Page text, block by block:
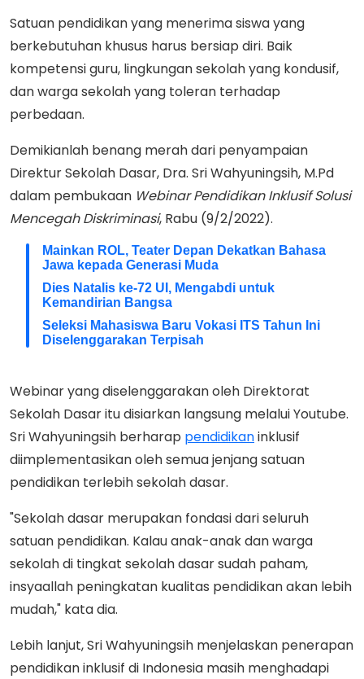
Satuan pendidikan yang menerima siswa yang
berkebutuhan khusus harus bersiap diri. Baik
kompetensi guru, lingkungan sekolah yang kondusif,
dan warga sekolah yang toleran terhadap
perbedaan.
Demikianlah benang merah dari penyampaian
Direktur Sekolah Dasar, Dra. Sri Wahyuningsih, M.Pd
dalam pembukaan Webinar Pendidikan Inklusif Solusi
Mencegah Diskriminasi, Rabu (9/2/2022).
Mainkan ROL, Teater Depan Dekatkan Bahasa
Jawa kepada Generasi Muda
Dies Natalis ke-72 UI, Mengabdi untuk
Kemandirian Bangsa
Seleksi Mahasiswa Baru Vokasi ITS Tahun Ini
Diselenggarakan Terpisah
Webinar yang diselenggarakan oleh Direktorat
Sekolah Dasar itu disiarkan langsung melalui Youtube.
Sri Wahyuningsih berharap pendidikaninklusif
diimplementasikan oleh semua jenjang satuan
pendidikan terlebih sekolah dasar.
"Sekolah dasar merupakan fondasi dari seluruh
satuan pendidikan. Kalau anak-anak dan warga
sekolah di tingkat sekolah dasar sudah paham,
insyaallah peningkatan kualitas pendidikan akan lebih
mudah," kata dia.
Lebih lanjut, Sri Wahyuningsih menjelaskan penerapan
pendidikan inklusif di Indonesia masih menghadapi